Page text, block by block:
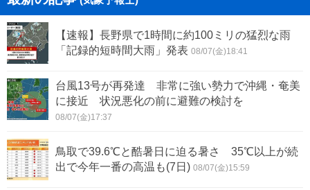
【速報】長野県で1時間に約100ミリの猛烈な雨
「記録的短時間大雨」発表 08/07(金)18:41
台風13号が再発達 非常に強い勢力で沖縄・奄美
に接近 状況悪化の前に避難の検討を
08/07(金)17:37
鳥取で39.6℃と酷暑日に迫る暑さ 35℃以上が続
出で今年一番の高温も(7日) 08/07(金)15:59